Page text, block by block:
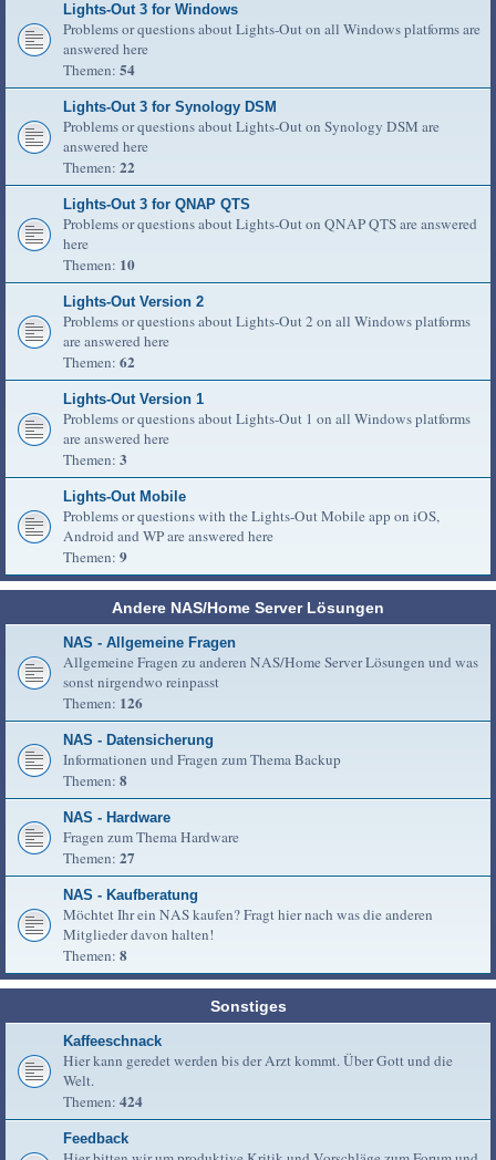
Lights-Out 3 for Windows
Problems or questions about Lights-Out on all Windows platforms are
answered here
Themen: 54
Lights-Out 3 for Synology DSM
Problems or questions about Lights-Out on Synology DSM are
answered here
Themen: 22
Lights-Out 3 for QNAP QTS
Problems or questions about Lights-Out on QNAP QTS are answered
here
Themen: 10
Lights-Out Version 2
Problems or questions about Lights-Out 2 on all Windows platforms
are answered here
Themen: 62
Lights-Out Version 1
Problems or questions about Lights-Out 1 on all Windows platforms
are answered here
Themen: 3
Lights-Out Mobile
Problems or questions with the Lights-Out Mobile app on iOS,
Android and WP are answered here
Themen: 9
Andere NAS/Home Server Lösungen
NAS - Allgemeine Fragen
Allgemeine Fragen zu anderen NAS/Home Server Lösungen und was
sonst nirgendwo reinpasst
Themen: 126
NAS - Datensicherung
Informationen und Fragen zum Thema Backup
Themen: 8
NAS - Hardware
Fragen zum Thema Hardware
Themen: 27
NAS - Kaufberatung
Möchtet Ihr ein NAS kaufen? Fragt hier nach was die anderen
Mitglieder davon halten!
Themen: 8
Sonstiges
Kaffeeschnack
Hier kann geredet werden bis der Arzt kommt. Über Gott und die
Welt.
Themen: 424
Feedback